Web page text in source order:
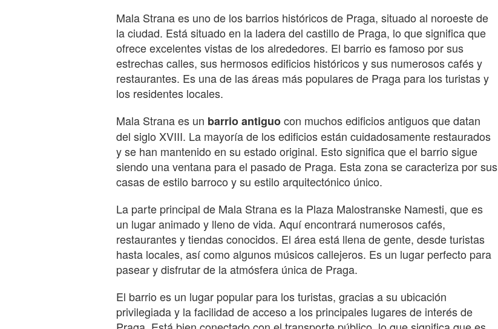
Mala Strana es uno de los barrios históricos de Praga, situado al noroeste de
la ciudad. Está situado en la ladera del castillo de Praga, lo que significa que
ofrece excelentes vistas de los alrededores. El barrio es famoso por sus
estrechas calles, sus hermosos edificios históricos y sus numerosos cafés y
restaurantes. Es una de las áreas más populares de Praga para los turistas y
los residentes locales.
Mala Strana es un barrio antiguocon muchos edificios antiguos que datan
del siglo XVIII. La mayoría de los edificios están cuidadosamente restaurados
y se han mantenido en su estado original. Esto significa que el barrio sigue
siendo una ventana para el pasado de Praga. Esta zona se caracteriza por sus
casas de estilo barroco y su estilo arquitectónico único.
La parte principal de Mala Strana es la Plaza Malostranske Namesti, que es
un lugar animado y lleno de vida. Aquí encontrará numerosos cafés,
restaurantes y tiendas conocidos. El área está llena de gente, desde turistas
hasta locales, así como algunos músicos callejeros. Es un lugar perfecto para
pasear y disfrutar de la atmósfera única de Praga.
El barrio es un lugar popular para los turistas, gracias a su ubicación
privilegiada y la facilidad de acceso a los principales lugares de interés de